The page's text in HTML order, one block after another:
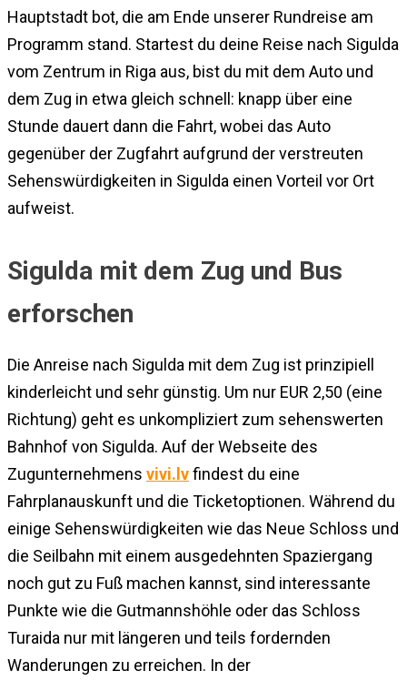
Hauptstadt bot, die am Ende unserer Rundreise am
Programm stand. Startest du deine Reise nach Sigulda
vom Zentrum in Riga aus, bist du mit dem Auto und
dem Zug in etwa gleich schnell: knapp über eine
Stunde dauert dann die Fahrt, wobei das Auto
gegenüber der Zugfahrt aufgrund der verstreuten
Sehenswürdigkeiten in Sigulda einen Vorteil vor Ort
aufweist.
Sigulda mit dem Zug und Bus
erforschen
Die Anreise nach Sigulda mit dem Zug ist prinzipiell
kinderleicht und sehr günstig. Um nur EUR 2,50 (eine
Richtung) geht es unkompliziert zum sehenswerten
Bahnhof von Sigulda. Auf der Webseite des
Zugunternehmens vivi.lvfindest du eine
Fahrplanauskunft und die Ticketoptionen. Während du
einige Sehenswürdigkeiten wie das Neue Schloss und
die Seilbahn mit einem ausgedehnten Spaziergang
noch gut zu Fuß machen kannst, sind interessante
Punkte wie die Gutmannshöhle oder das Schloss
Turaida nur mit längeren und teils fordernden
Wanderungen zu erreichen. In der